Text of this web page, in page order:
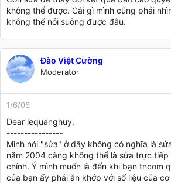
không thể được. Cái gì mình cũng phải
không thể nói suông được đâu.
Đào Việt Cường
Moderator
1/6/06
Dear lequanghuy,
----------------
Mình nói "sửa" ở đây không có nghĩa là
năm 2004 càng không thể là sửa trực
chính. Ý mình muốn là đến khi bạn tncom
của bạn ấy phải ăn khớp với số liệu của